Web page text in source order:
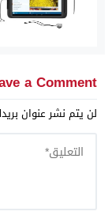
a Comment
لن يتم نشر عنوان